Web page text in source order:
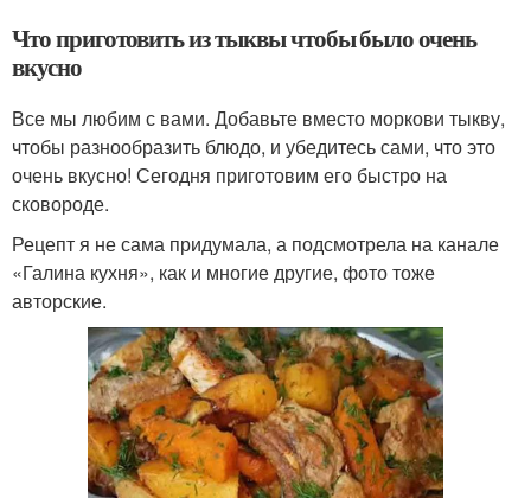
Что приготовить из тыквы чтобы было очень
вкусно
Все мы любим с вами. Добавьте вместо моркови тыкву,
чтобы разнообразить блюдо, и убедитесь сами, что это
очень вкусно! Сегодня приготовим его быстро на
сковороде.
Рецепт я не сама придумала, а подсмотрела на канале
«Галина кухня», как и многие другие, фото тоже
авторские.